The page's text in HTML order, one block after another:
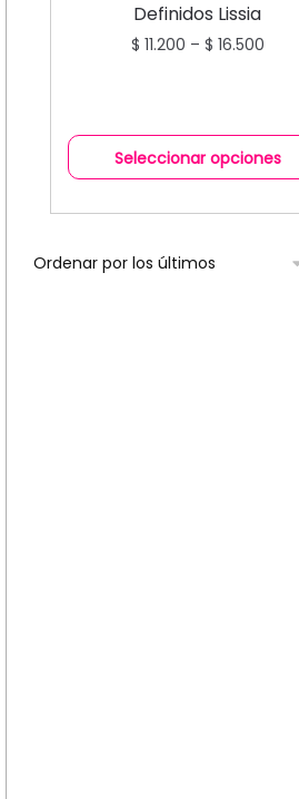
Definidos Lissia
$ 11.200 – $ 16.500
Seleccionar opciones